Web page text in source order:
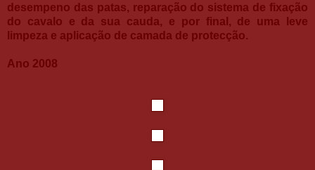
desempeno das patas, reparação do sistema de fixação
do cavalo e da sua cauda, e por final, de uma leve
limpeza e aplicação de camada de protecção.
Ano 2008